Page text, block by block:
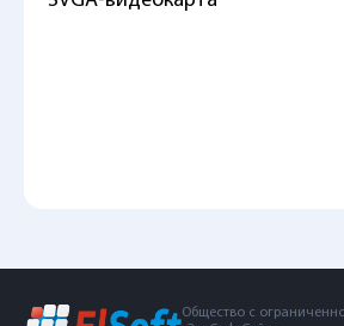
Общество с